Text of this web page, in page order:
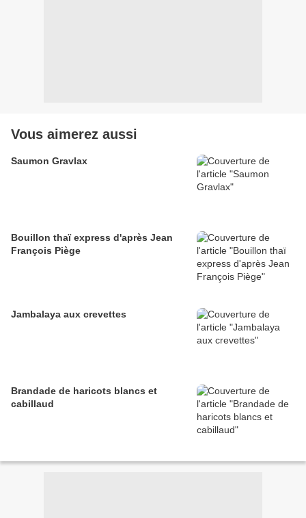
Vous aimerez aussi
Saumon Gravlax
Bouillon thaï express d'après Jean
François Piège
Jambalaya aux crevettes
Brandade de haricots blancs et
cabillaud